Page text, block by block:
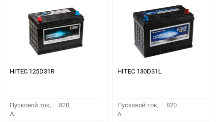
HITEC 125D31R
Пусковой ток,
A:
820
HITEC 130D31L
Пусковой ток,
A:
820